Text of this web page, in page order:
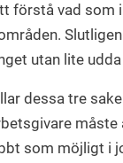
förstå vad som
utan lite
dessa tre
som möjligt i